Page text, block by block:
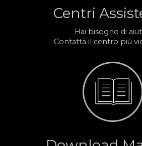
Centri
Hai bisogno di
Contatta il centro più